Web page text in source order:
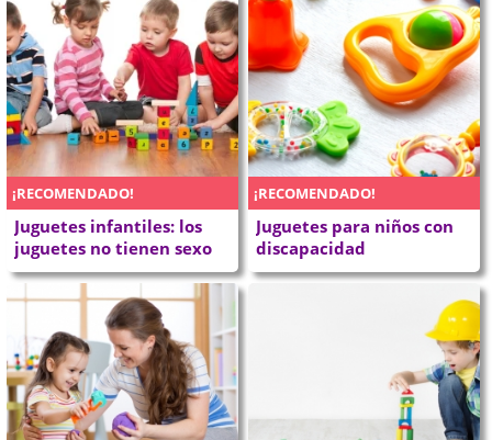
¡RECOMENDADO!
Juguetes infantiles: los
juguetes no tienen sexo
¡RECOMENDADO!
Juguetes para niños con
discapacidad